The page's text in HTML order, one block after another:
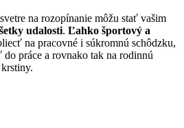
na rozopínanie môžu stať vašim
udalosti. Ľahko športový a
na pracovné i súkromnú schôdzku,
práce a rovnako tak na rodinnú